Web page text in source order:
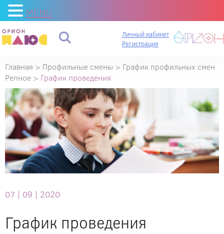
Личный кабинет
Регистрация
Главная > Профильные смены > График профильных смен
Репное > График проведения
07 | 09 | 2020
График проведения
MENU